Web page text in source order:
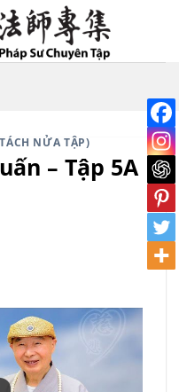
NỬA TẬP)
– Tập 5A